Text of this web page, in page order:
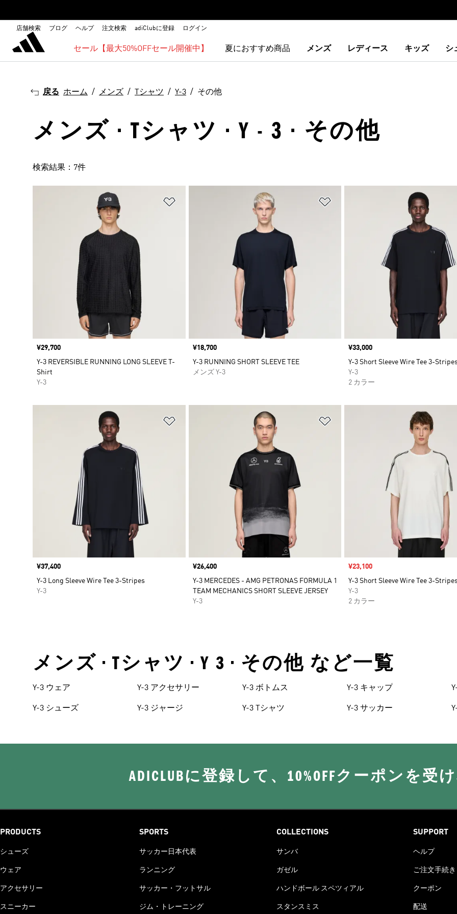
店舗検索 ブログ ヘルプ 注文検索 adiClubに登録 ログイン
セール【最大50%OFFセール開催中】 夏におすすめ商品 メンズ レディース キッズ シ
戻る ホーム メンズ Tシャツ Y-3 その他
メンズ · Tシャツ · Y - 3 · その他
検索結果：7件
ほしいものリストに追加
価格
¥29,700
Y-3 REVERSIBLE RUNNING LONG SLEEVE T-
Shirt
Y-3
ほしいものリストに追加
価格
¥18,700
Y-3 RUNNING SHORT SLEEVE TEE
メンズ Y-3
価格
¥33,000
Y-3 Short Sleeve Wire Tee 3-
Y-3
2 カラー
ほしいものリストに追加
価格
¥37,400
Y-3 Long Sleeve Wire Tee 3-Stripes
Y-3
ほしいものリストに追加
価格
¥26,400
Y-3 MERCEDES - AMG PETRONAS FORMULA 1
TEAM MECHANICS SHORT SLEEVE JERSEY
Y-3
セール価格
¥23,100
Y-3 Short Sleeve Wire Tee 3-
Y-3
2 カラー
メンズ • Tシャツ • Y 3 • その他 など一覧
Y-3 ウェア
Y-3 シューズ
Y-3 アクセサリー
Y-3 ジャージ
Y-3 ボトムス
Y-3 Tシャツ
Y-3 キャップ
Y-3 サッカー
ADICLUBに登録して、10%OFFクーポンを受
PRODUCTS
シューズ
ウェア
アクセサリー
スニーカー
SPORTS
サッカー日本代表
ランニング
サッカー・フットサル
ジム・トレーニング
COLLECTIONS
サンバ
ガゼル
ハンドボール スペツィアル
スタンスミス
SUPPORT
ヘルプ
ご注文手続
クーポン
配送